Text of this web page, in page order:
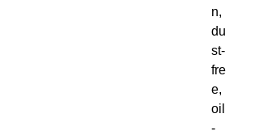
n,
du
st-
fre
e,
oil
-